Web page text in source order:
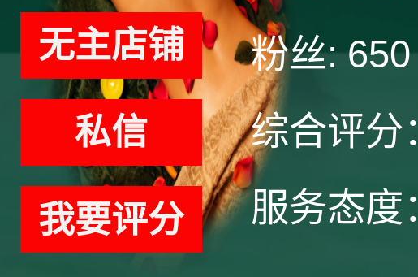
无主店铺
私信
我要评分
粉丝: 650
综合评分
服务态度